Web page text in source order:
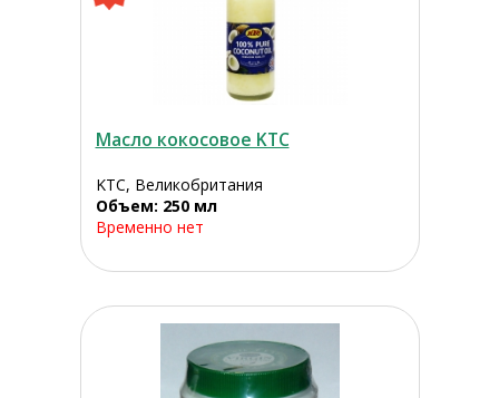
Масло кокосовое KTC
KTC, Великобритания
Объем: 250 мл
Временно нет